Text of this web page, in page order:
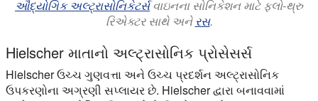
ઔદ્યોગિક અલ્ટ્રાસોનિકેટર્સવાઇનના સોનિકેશન માટે ફ્લો-થ્રુ
રિએક્ટર સાથે અને રસ.
Hielscher માતાનો અલ્ટ્રાસોનિક પ્રોસેસર્સ
Hielscher ઉચ્ચ ગુણવત્તા અને ઉચ્ચ પ્રદર્શન અલ્ટ્રાસોનિક
ઉપકરણોના અગ્રણી સપ્લાયર છે. Hielscher દ્વારા બનાવવામાં